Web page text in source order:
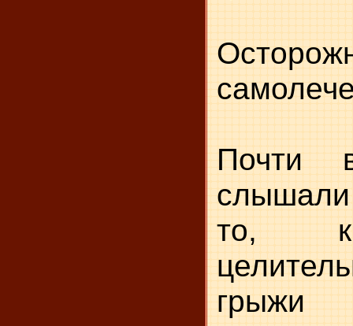
Почти
то,